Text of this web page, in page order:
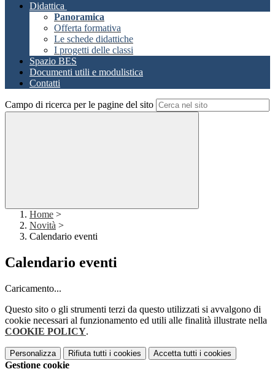
Didattica
Panoramica
Offerta formativa
Le schede didattiche
I progetti delle classi
Spazio BES
Documenti utili e modulistica
Contatti
Campo di ricerca per le pagine del sito
Home >
Novità >
Calendario eventi
Calendario eventi
Caricamento...
Questo sito o gli strumenti terzi da questo utilizzati si avvalgono di
cookie necessari al funzionamento ed utili alle finalità illustrate nella
COOKIE POLICY.
Personalizza Rifiuta tutti i cookies Accetta tutti i cookies
Gestione cookie